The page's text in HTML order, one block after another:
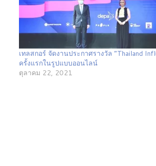
เทลสกอร์ จัดงานประกาศรางวัล “Thailand
ครั้งแรกในรูปแบบออนไลน์
ตุลาคม 22, 2021